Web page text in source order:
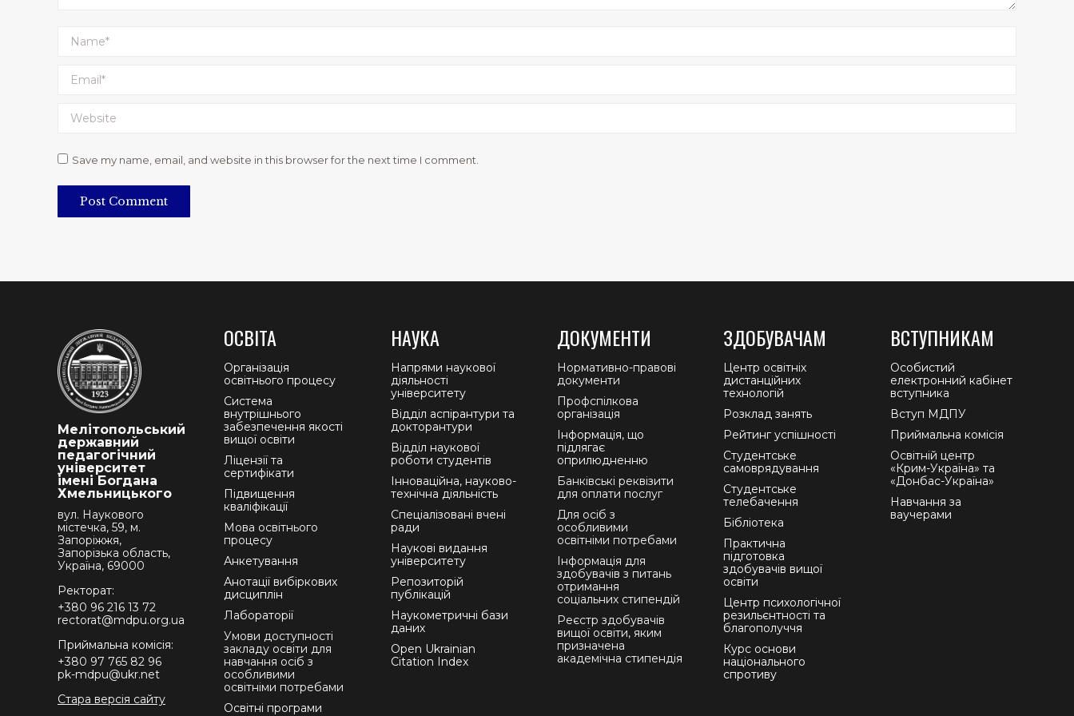
Name *
Email *
Website
Save my name, email, and website in this browser for the next time I comment.
Post Comment
Мелітопольський
державний
педагогічний
університет
імені Богдана
Хмельницького
вул. Наукового
містечка, 59, м.
Запоріжжя,
Запорізька область,
Україна, 69000
Ректорат:
+380 96 216 13 72
rectorat@mdpu.org.ua
Приймальна комісія:
+380 97 765 82 96
pk-mdpu@ukr.net
Стара версія сайту
ОСВІТА
Організація
освітнього процесу
Система
внутрішнього
забезпечення якості
вищої освіти
Ліцензії та
сертифікати
Підвищення
кваліфікації
Мова освітнього
процесу
Анкетування
Анотації вибіркових
дисциплін
Лабораторії
Умови доступності
закладу освіти для
навчання осіб з
особливими
освітніми потребами
Освітні програми
НАУКА
Напрями наукової
діяльності
університету
Відділ аспірантури та
докторантури
Відділ наукової
роботи студентів
Інноваційна, науково-
технічна діяльність
Спеціалізовані вчені
ради
Наукові видання
університету
Репозиторій
публікацій
Наукометричні бази
даних
Open Ukrainian
Citation Index
ДОКУМЕНТИ
Нормативно-правові
документи
Профспілкова
організація
Інформація, що
підлягає
оприлюдненню
Банківські реквізити
для оплати послуг
Для осіб з
особливими
освітніми потребами
Інформація для
здобувачів з питань
отримання
соціальних стипендій
Реєстр здобувачів
вищої освіти, яким
призначена
академічна стипендія
ЗДОБУВАЧАМ
Центр освітніх
дистанційних
технологій
Розклад занять
Рейтинг успішності
Студентське
самоврядування
Студентське
телебачення
Бібліотека
Практична
підготовка
здобувачів вищої
освіти
Центр психологічної
резильєнтності та
благополуччя
Курс основи
національного
спротиву
ВСТУПНИКАМ
Особистий
електронний кабінет
вступника
Вступ МДПУ
Приймальна комісія
Освітній центр
«Крим-Україна» та
«Донбас-Україна»
Навчання за
ваучерами